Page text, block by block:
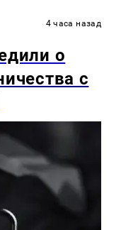
4 часа назад
о
с